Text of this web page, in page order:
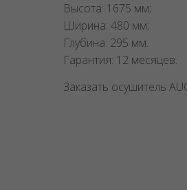
Высота: 1675 мм;
Ширина: 480 мм;
Глубина: 295 мм.
Гарантия: 12 месяцев.
Заказать осушитель